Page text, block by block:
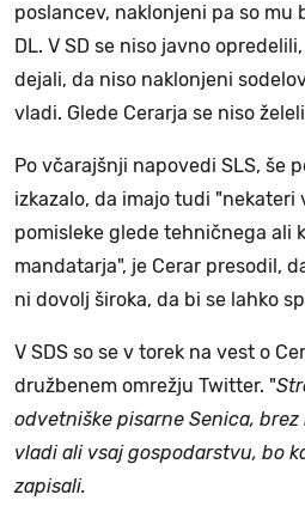
poslancev, naklonjeni pa so mu
DL. V SD se niso javno
dejali, da niso naklonjeni
vladi. Glede Cerarja se niso
Po včarajšnji napovedi SLS, še
izkazalo, da imajo tudi "nekateri
pomisleke glede tehničnega ali
mandatarja", je Cerar presodil,
ni dovolj široka, da bi se lahko
V SDS so se v torek na vest o
družbenem omrežju Twitter. "
odvetniške pisarne Senica,
vladi ali vsaj gospodarstvu, bo
zapisali.